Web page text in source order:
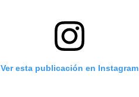
Ver esta publicación en Instagram